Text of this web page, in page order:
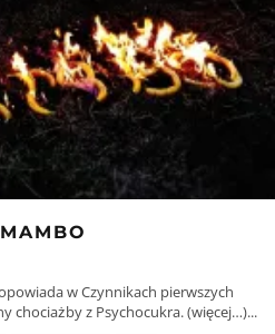
w Czynnikach pierwszych
chociażby z Psychocukra. (więcej…)...